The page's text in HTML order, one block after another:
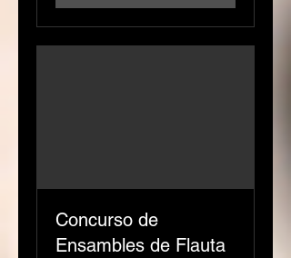
Concurso de
Ensambles de Flauta